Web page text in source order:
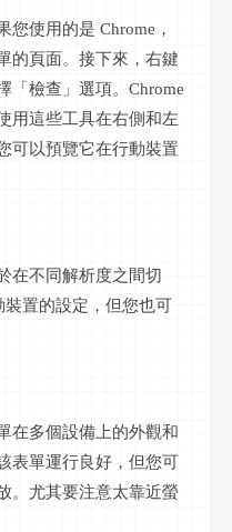
您使用的是 Chrome，
的頁面。接下來，右鍵
「檢查」選項。Chrome
用這些工具在右側和左
可以預覽它在行動裝置
在不同解析度之間切
裝置的設定，但您也可
在多個設備上的外觀和
單運行良好，但您可
。尤其要注意太靠近螢